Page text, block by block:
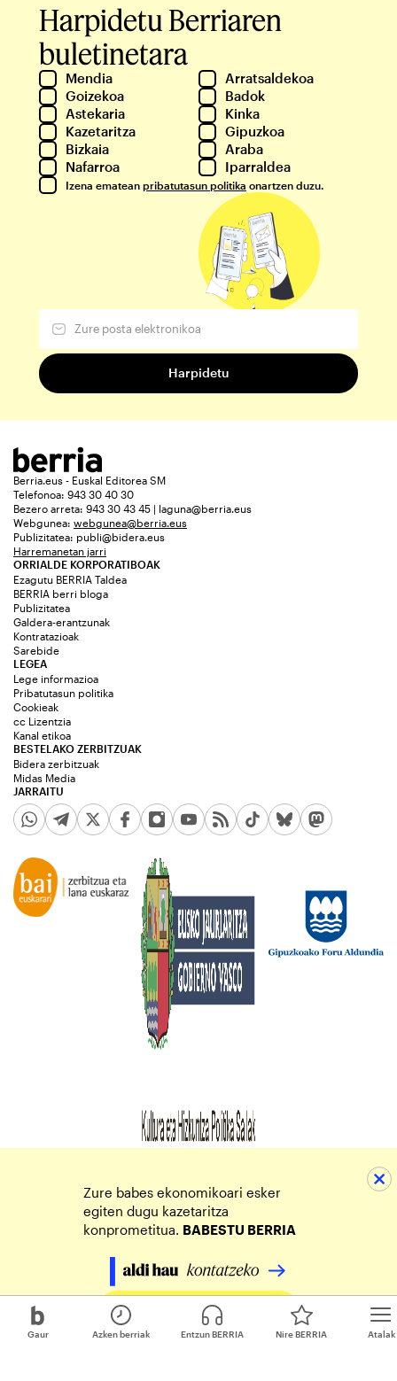
Gaur Atalak
Azken berriak Entzun BERRIA Nire BERRIA
Harpidetu Berriaren
buletinetara
Mendia
Arratsaldekoa
Goizekoa
Badok
Astekaria
Kinka
Kazetaritza
Gipuzkoa
Bizkaia
Araba
Nafarroa
Iparraldea
Izena ematean pribatutasun politika onartzen duzu.
Berria.eus - Euskal Editorea SM
Telefonoa: 943 30 40 30
Bezero arreta: 943 30 43 45 | laguna@berria.eus
Webgunea: webgunea@berria.eus
Publizitatea: publi@bidera.eus
Harremanetan jarri
ORRIALDE KORPORATIBOAK
Ezagutu BERRIA Taldea
BERRIA berri bloga
Publizitatea
Galdera-erantzunak
Kontratazioak
Sarebide
JARRAITU
LEGEA
Lege informazioa
Pribatutasun politika
Cookieak
cc Lizentzia
Kanal etikoa
BESTELAKO ZERBITZUAK
Bidera zerbitzuak
Midas Media
Zure babes ekonomikoari esker
egiten dugu kazetaritza
konprometitua. BABESTU BERRIA
Egin zure ekarpena